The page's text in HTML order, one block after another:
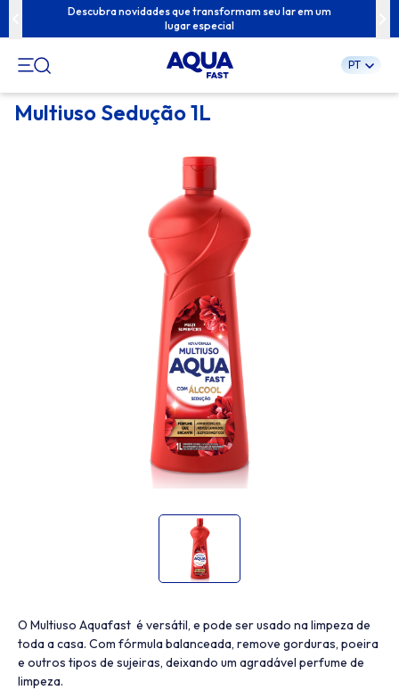
Pular
para
Descubra novidades que transformam seu lar em um
lugar especial
PT
Multiuso Sedução 1L
O Multiuso Aquafast é versátil, e pode ser usado na limpeza de
toda a casa. Com fórmula balanceada, remove gorduras, poeira
e outros tipos de sujeiras, deixando um agradável perfume de
limpeza.